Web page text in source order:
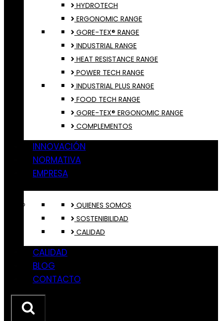
HYDROTECH
ERGONOMIC RANGE
GORE-TEX® RANGE
INDUSTRIAL RANGE
HEAT RESISTANCE RANGE
POWER TECH RANGE
INDUSTRIAL PLUS RANGE
FOOD TECH RANGE
GORE-TEX® ERGONOMIC RANGE
COMPLEMENTOS
INNOVACIÓN
NORMATIVA
EMPRESA
QUIENES SOMOS
SOSTENIBILIDAD
CALIDAD
CALIDAD
BLOG
CONTACTO